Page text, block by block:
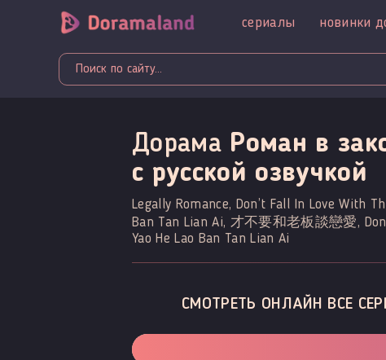
сериалы новинки
Дорама Роман в
c русской озвучкой
Legally Romance, Don’t Fall In Love With
Ban Tan Lian Ai, 才不要和老板談戀愛,
Yao He Lao Ban Tan Lian Ai
СМОТРЕТЬ ОНЛАЙН ВСЕ